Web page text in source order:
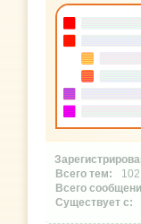
102